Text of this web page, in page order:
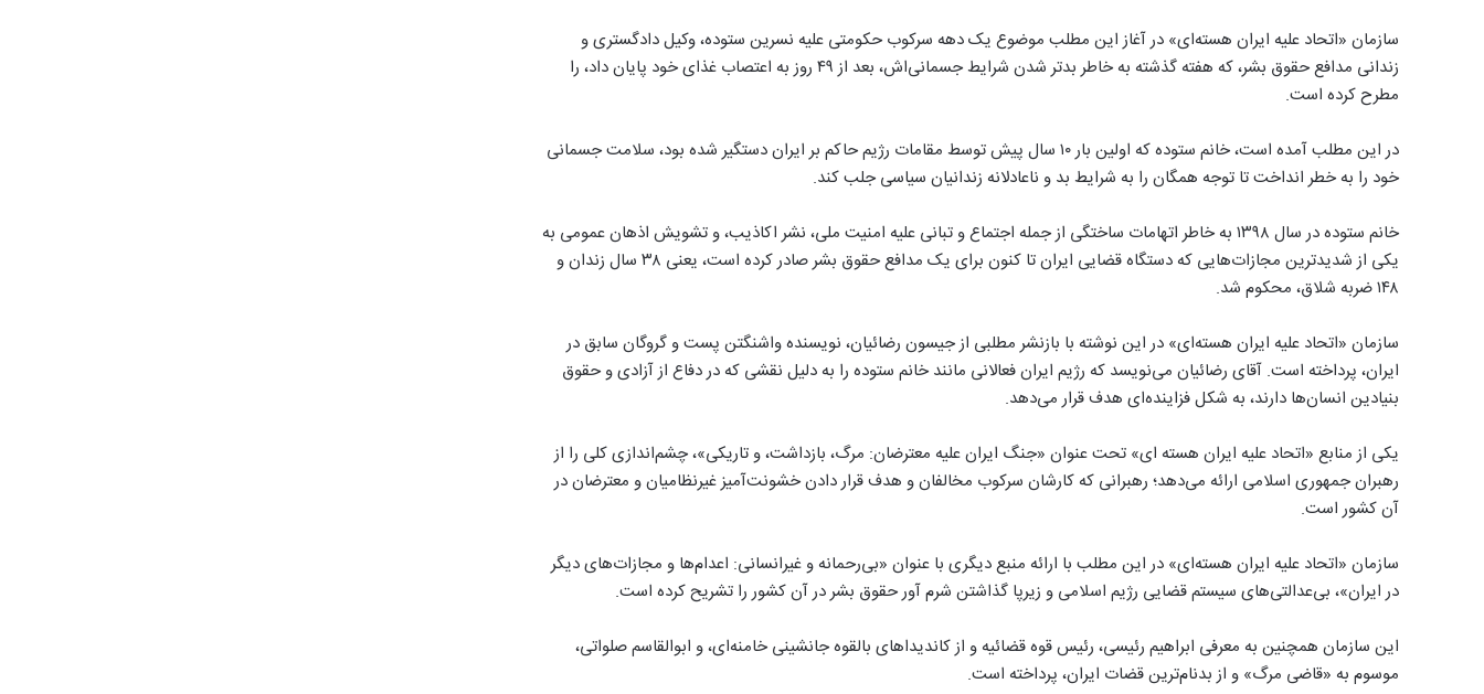
سازمان «اتحاد علیه ایران هسته‌ای» در آغاز این مطلب موضوع یک دهه سرکوب حکومتی علیه نسرین ستوده، وکیل دادگستری و
زندانی مدافع حقوق بشر، که هفته گذشته به خاطر بدتر شدن شرایط جسمانی‌اش، بعد از ۴۹ روز به اعتصاب غذای خود پایان داد، را
مطرح کرده است.
در این مطلب آمده است، خانم ستوده که اولین بار ۱۰ سال پیش توسط مقامات رژیم حاکم بر ایران دستگیر شده بود، سلامت جسمانی
خود را به خطر انداخت تا توجه همگان را به شرایط بد و ناعادلانه زندانیان سیاسی جلب کند.
خانم ستوده در سال ۱۳۹۸ به خاطر اتهامات ساختگی از جمله اجتماع و تبانی علیه امنیت ملی، نشر اکاذیب، و تشویش اذهان عمومی به
یکی از شدید‌ترین مجازات‌هایی که دستگاه قضایی ایران تا کنون برای یک مدافع حقوق بشر صادر کرده است، یعنی ۳۸ سال زندان و
۱۴۸ ضربه شلاق، محکوم شد.
سازمان «اتحاد علیه ایران هسته‌ای» در این نوشته با بازنشر مطلبی از جیسون رضائیان، نویسنده واشنگتن پست و گروگان سابق در
ایران، پرداخته است. آقای رضائیان می‌‌نویسد که رژیم ایران فعالانی مانند خانم ستوده را به دلیل نقشی که در دفاع از آزادی و حقوق
بنیادین انسان‌ها دارند، به شکل فزاینده‌ای هدف قرار می‌دهد.
یکی از منابع «اتحاد علیه ایران هسته ای» تحت عنوان «جنگ ایران علیه معترضان: مرگ، بازداشت، و تاریکی»، چشم‌اندازی کلی را از
رهبران جمهوری اسلامی ارائه می‌دهد؛ رهبرانی که کارشان سرکوب مخالفان و هدف‌ قرار دادن خشونت‌آمیز غیرنظامیان و معترضان در
آن کشور است.
سازمان «اتحاد علیه ایران هسته‌ای» در این مطلب با ارائه منبع دیگری با عنوان «بی‌رحمانه و غیرانسانی: اعدام‌ها و مجازات‌های دیگر
در ایران»، بی‌‌عدالتی‌های سیستم قضایی رژیم اسلامی و زیرپا گذاشتن شرم آور حقوق بشر در آن کشور را تشریح کرده است.
این سازمان همچنین به معرفی ابراهیم رئیسی، رئیس قوه قضائیه و از کاندیداهای بالقوه جانشینی خامنه‌ای، و ابوالقاسم صلواتی،
موسوم به «قاضی مرگ» و از بدنام‌ترین قضات ایران، پرداخته است.